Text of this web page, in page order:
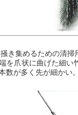
き集めるための清掃
を爪状に曲げた細い
数が多く先が細かい。